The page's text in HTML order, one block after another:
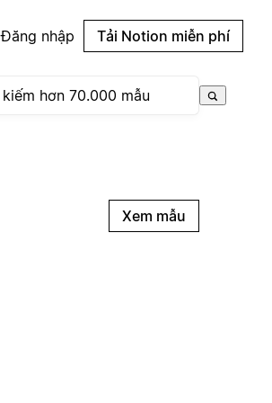
Đăng nhập Tải Notion miễn phí
Xem mẫu